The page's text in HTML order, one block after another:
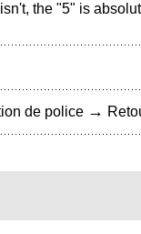
the "5" is
de police →